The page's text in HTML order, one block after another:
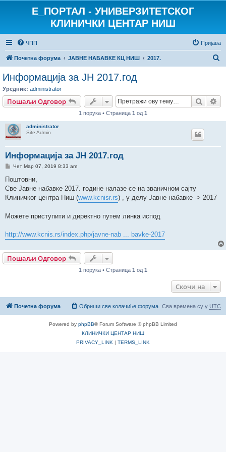
E_ПОРТАЛ - УНИВЕРЗИТЕТСКОГ
КЛИНИЧКИ ЦЕНТАР НИШ
ЧПП Пријава
Почетна форума ЈАВНЕ НАБАВКЕ КЦ НИШ 2017.
р
Информација за ЈН 2017.год
Уредник: administrator
Пошаљи Одговор
1 порука • Страница 1 од 1
administrator
Site Admin
Информација за ЈН 2017.год
П
р
к
а
Чет Мар 07, 2019 8:33 am
Поштовни,
Све Јавне набавке 2017. године налазе се на званичном сајту
Клиничког центра Ниш (www.kcnisr.rs) , у делу Јавне набавке -> 2017
Можете приступити и директно путем линка испод
http://www.kcnis.rs/index.php/javne-nab ... bavke-2017
Пошаљи Одговор
1 порука • Страница 1 од 1
Скочи на
Почетна форума Сва времена су у UTC
Обриши све колачиће форума
Powered by phpBB® Forum Software © phpBB Limited
КЛИНИЧКИ ЦЕНТАР НИШ
PRIVACY_LINK | TERMS_LINK